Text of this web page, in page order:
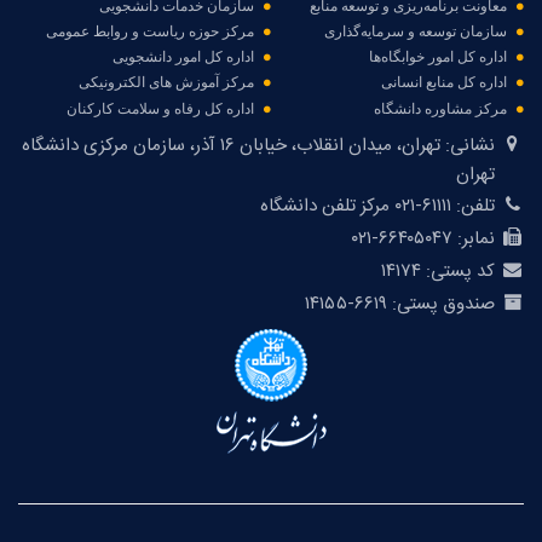
عضو کمیته راهبردی کارگروه تحول در هنر ۱۳۸۹←۱۳۹۴
عضو کمیته علمی همایش منطقه ای معماری و فرایند طراحی ۱۳۸۹←۱۳۸۹
عضو کمیسیون مشورتی شورای عالی انقلاب فرهنگی ۱۳۸۲←۱۳۹۵
معاونت برنامه‌ریزی و توسعه منابع
سازمان خدمات دانشجویی
سازمان توسعه و سرمایه‌گذاری
مرکز حوزه ریاست و روابط عمومی
اداره کل امور خوابگاه‌ها
اداره کل امور دانشجویی
اداره کل منابع انسانی
مرکز آموزش های الکترونیکی
مرکز مشاوره دانشگاه
اداره کل رفاه و سلامت کارکنان
نشانی:
تهران، میدان انقلاب، خیابان ۱۶ آذر، سازمان مرکزی دانشگاه
تهران
تلفن: ۶۱۱۱۱-۰۲۱ مرکز تلفن دانشگاه
نمابر: ۶۶۴۰۵۰۴۷-۰۲۱
کد پستی: ۱۴۱۷۴
صندوق پستی: ۶۶۱۹-۱۴۱۵۵